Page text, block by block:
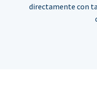
directamente con